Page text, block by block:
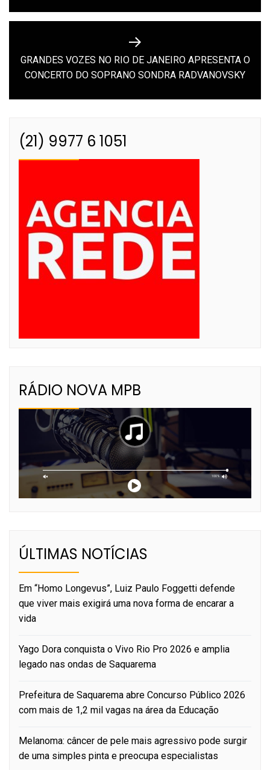
Next
post:
GRANDES VOZES NO RIO DE JANEIRO APRESENTA O
CONCERTO DO SOPRANO SONDRA RADVANOVSKY
(21) 9977 6 1051
RÁDIO NOVA MPB
ÚLTIMAS NOTÍCIAS
Em “Homo Longevus”, Luiz Paulo Foggetti defende
que viver mais exigirá uma nova forma de encarar a
vida
Yago Dora conquista o Vivo Rio Pro 2026 e amplia
legado nas ondas de Saquarema
Prefeitura de Saquarema abre Concurso Público 2026
com mais de 1,2 mil vagas na área da Educação
Melanoma: câncer de pele mais agressivo pode surgir
de uma simples pinta e preocupa especialistas